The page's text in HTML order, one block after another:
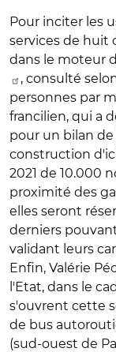
Pour inciter les
services de huit
dans le moteur
, consulté
personnes par
francilien, qui a
pour un bilan de
construction
2021 de 10.000
proximité des
elles seront
derniers
validant leurs
Enfin, Valérie
l'Etat, dans le
s'ouvrent cette
de bus
(sud-ouest de